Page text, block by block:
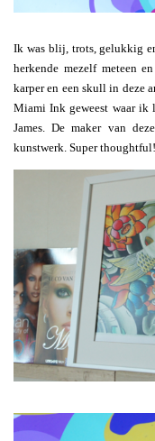
Ik was blij, trots, gelukkig
herkende mezelf meteen
karper en een skull in deze
Miami Ink geweest waar ik
James. De maker van
kunstwerk. Super thoughtful!